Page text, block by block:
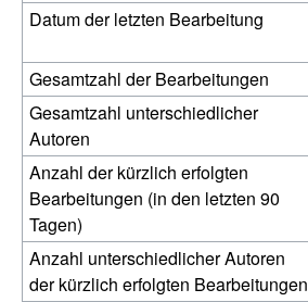
Datum der letzten Bearbeitung
Gesamtzahl der Bearbeitungen
Gesamtzahl unterschiedlicher
Autoren
Anzahl der kürzlich erfolgten
Bearbeitungen (in den letzten 90
Tagen)
Anzahl unterschiedlicher Autoren
der kürzlich erfolgten Bearbeitungen